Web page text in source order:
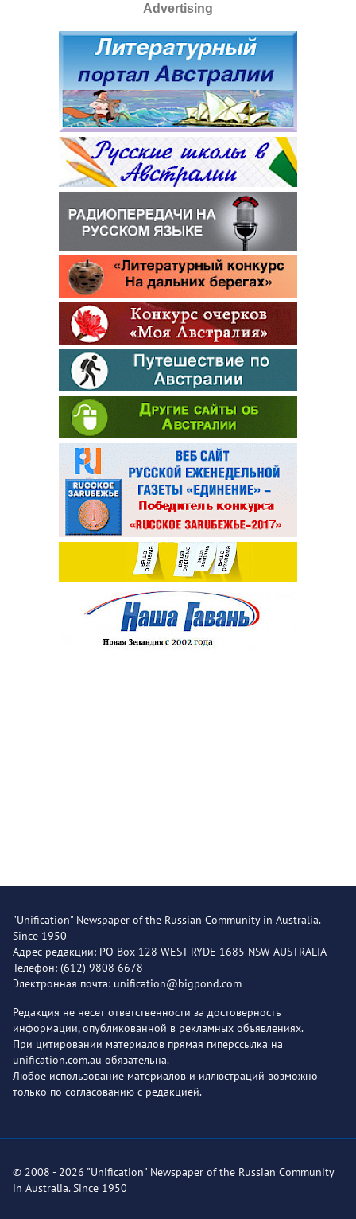
Advertising
"Unification" Newspaper of the Russian Community in Australia.
Since 1950
Адрес редакции: PO Box 128 WEST RYDE 1685 NSW AUSTRALIA
Телефон: (612) 9808 6678
Электронная почта: unification@bigpond.com
Редакция не несет ответственности за достоверность
информации, опубликованной в рекламных объявлениях.
При цитировании материалов прямая гиперссылка на
unification.com.au обязательна.
Любое использование материалов и иллюстраций возможно
только по согласованию с редакцией.
© 2008 - 2026 "Unification" Newspaper of the Russian Community
in Australia. Since 1950